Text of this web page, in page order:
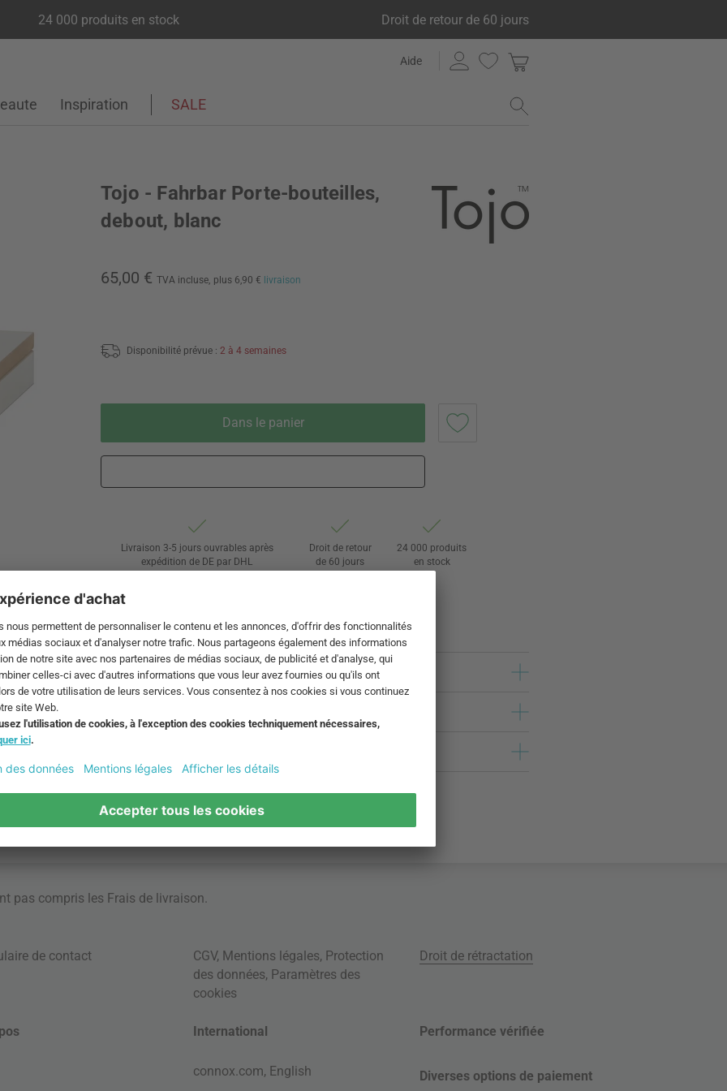
24 000 produits en stock Droit de retour de 60 jours
Aide
Inspiration SALE
Tojo - Fahrbar Porte-bouteilles,
debout, blanc
65,00 € TVA incluse, plus 6,90 € livraison
Disponibilité prévue : 2 à 4 semaines
Dans le panier
Livraison 3-5 jours ouvrables après
expédition de DE par DHL
Droit de retour
de 60 jours
24 000 produits
en stock
pas compris les Frais de livraison.
de contact CGV, Mentions légales, Protection
des données, Paramètres des
cookies
Droit de rétractation
International
connox.com, English
Performance vérifiée
Diverses options de paiement